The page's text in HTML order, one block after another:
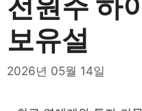
뛰
보유설
2026년 05월 14일